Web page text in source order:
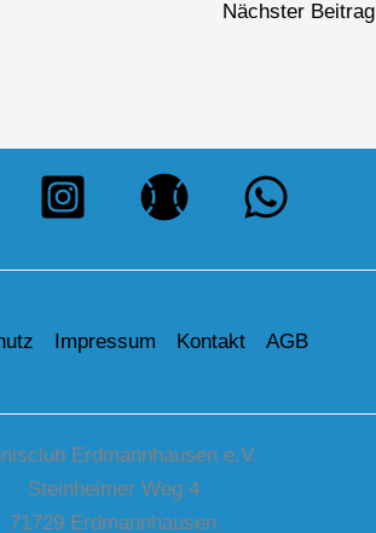
Nächster Beitrag
Impressum Kontakt AGB
Erdmannhausen e.V.
Steinheimer Weg 4
71729 Erdmannhausen